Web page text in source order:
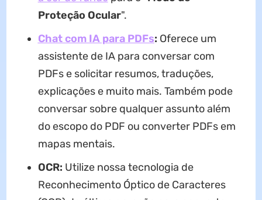
Proteção Ocular".
Chat com IA para PDFs: Oferece um
assistente de IA para conversar com
PDFs e solicitar resumos, traduções,
explicações e muito mais. Também pode
conversar sobre qualquer assunto além
do escopo do PDF ou converter PDFs em
mapas mentais.
OCR: Utilize nossa tecnologia de
Reconhecimento Óptico de Caracteres